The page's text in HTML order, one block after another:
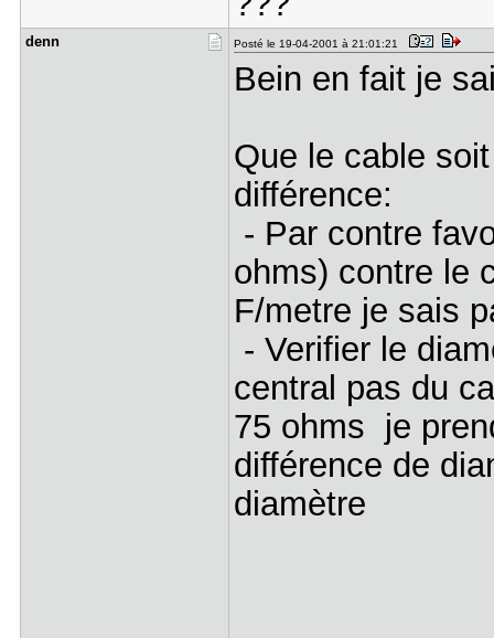
denn Posté le 19-04-2001 à 21:01:21
Bein en fait je
Que le cable
différence:
- Par contre
ohms) contre le
F/metre je sais
- Verifier le
central pas du
75 ohms je
différence de
diamètre